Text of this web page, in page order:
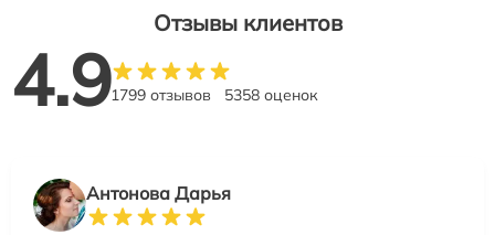
Отзывы клиентов
4.91799 отзывов 5358 оценок
Антонова Дарья